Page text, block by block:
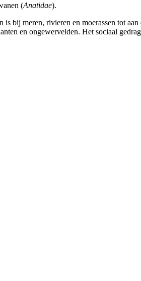
(Anatidae).
bij meren, rivieren en moerassen tot
en ongewervelden. Het sociaal